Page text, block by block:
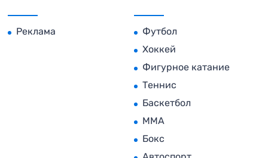
Реклама
Футбол
Хоккей
Фигурное катание
Теннис
Баскетбол
MMA
Бокс